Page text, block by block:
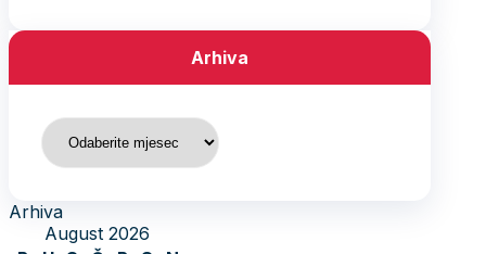
Arhiva
Arhiva
Arhiva
August 2026